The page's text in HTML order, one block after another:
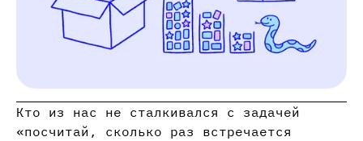
Кто из нас не сталкивался с задачей
«посчитай, сколько раз встречается